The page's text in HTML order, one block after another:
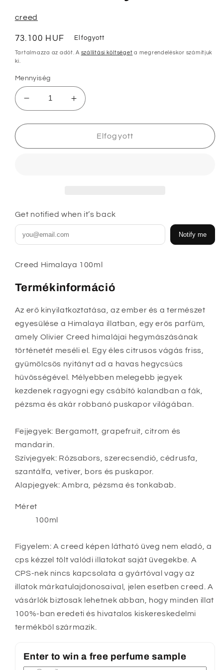
creed
Normál
ár
73.100 HUF Elfogyott
Tartalmazza az adót. A szállítási költséget a megrendeléskor számítjuk
ki.
Mennyiség
Creed
Himalaya
100ml
csökkentése
Creed
Himalaya
100ml
mennyiségének
növelése
Elfogyott
Get notified when it’s back
Notify me
Creed Himalaya 100ml
Termékinformáció
Az erő kinyilatkoztatása, az ember és a természet
egyesülése a Himalaya illatban, egy erős parfüm,
amely Olivier Creed himalájai hegymászásának
történetét meséli el. Egy éles citrusos vágás friss,
gyümölcsös nyitányt ad a havas hegycsúcs
hűvösségével. Mélyebben melegebb jegyek
kezdenek ragyogni egy csábító kalandban a fák,
pézsma és akár robbanó puskapor világában.
Fejjegyek: Bergamott, grapefruit, citrom és
mandarin.
Szívjegyek: Rózsabors, szerecsendió, cédrusfa,
szantálfa, vetiver, bors és puskapor.
Alapjegyek: Ambra, pézsma és tonkabab.
Méret
100ml
Figyelem: A creed képen látható üveg nem eladó, a
cps kézzel tölt valódi illatokat saját üvegekbe. A
CPS-nek nincs kapcsolata a gyártóval vagy az
illatok márkatulajdonosaival, jelen esetben creed. A
vásárlók biztosak lehetnek abban, hogy minden illat
100%-ban eredeti és hivatalos kiskereskedelmi
termékből származik.
Enter to win a free perfume sample